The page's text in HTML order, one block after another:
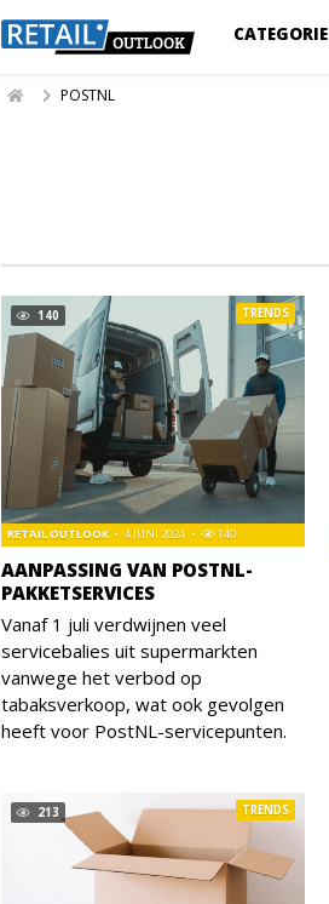
CATEGORIE
POSTNL
140
AANPASSING VAN POSTNL-
PAKKETSERVICES
RETAIL OUTLOOK 4 JUNI 2024 140
TRENDS
Vanaf 1 juli verdwijnen veel
servicebalies uit supermarkten
vanwege het verbod op
tabaksverkoop, wat ook gevolgen
heeft voor PostNL-servicepunten.
213 TRENDS